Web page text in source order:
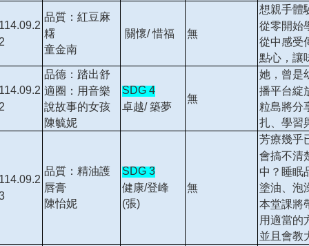
品質：紅豆麻
糬
童金南
關懷/ 惜福 無
想親手體
從零開始
從中感受
點心，讓
品德：踏出舒
適圈：用音樂
說故事的女孩
陳毓妮
SDG 4
卓越/ 築夢
無
她，曾是
播平台綻
粒島將分
扎、學習
品質：精油護
唇膏
陳怡妮
SDG 3
健康/登峰
(張)
無
芳療幾乎
會搞不清
中？睡眠
塗油、泡
本堂課將
用適當的
並且會教